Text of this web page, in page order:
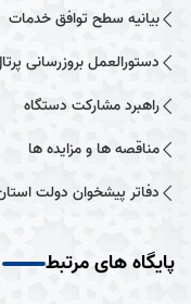
بیانیه سطح توافق خدمات
دستورالعمل بروزرسانی
راهبرد مشارکت دستگاه
مناقصه ها و مزایده ها
دفاتر پیشخوان دولت
پایگاه های مرتبط